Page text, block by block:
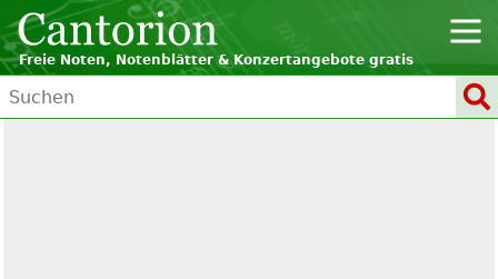
Freie Noten, Notenblätter & Konzertangebote gratis